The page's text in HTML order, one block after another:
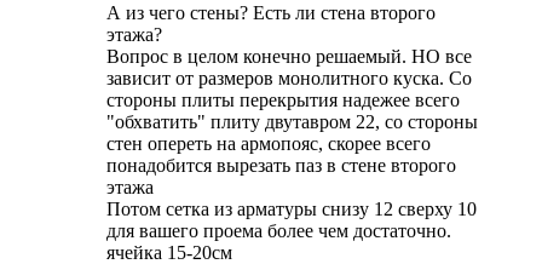
А из чего стены? Есть ли стена второго
этажа?
Вопрос в целом конечно решаемый. НО все
зависит от размеров монолитного куска. Со
стороны плиты перекрытия надежее всего
"обхватить" плиту двутавром 22, со стороны
стен опереть на армопояс, скорее всего
понадобится вырезать паз в стене второго
этажа
Потом сетка из арматуры снизу 12 сверху 10
для вашего проема более чем достаточно.
ячейка 15-20см